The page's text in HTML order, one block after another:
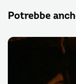
Potrebbe